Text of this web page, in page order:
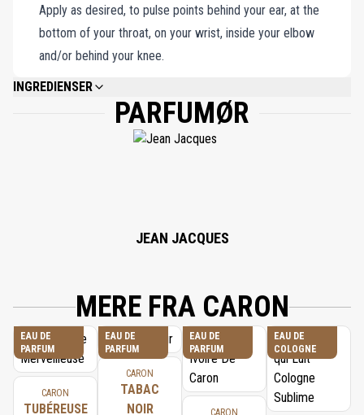
Apply as desired, to pulse points behind your ear, at the
bottom of your throat, on your wrist, inside your elbow
and/or behind your knee.
INGREDIENSER
ALCOHOL DENAT., FRAGRANCE/PARFUM, WATER/AQUA, LIMONENE,
LINALOOL, BUTYL METHOXYDIBENZOYLMETHANE, CITRONELLOL,
HYDROXYCITRONELLAL, HEXYL CINNAMAL, ALPHA-ISOMETHYL IONONE,
PARFUMØR
JEAN JACQUES
MERE FRA CARON
EAU DE
PARFUM
CARON
TUBÉREUSE
EAU DE
PARFUM
CARON
TABAC
NOIR
EAU DE
PARFUM
CARON
EAU DE
COLOGNE